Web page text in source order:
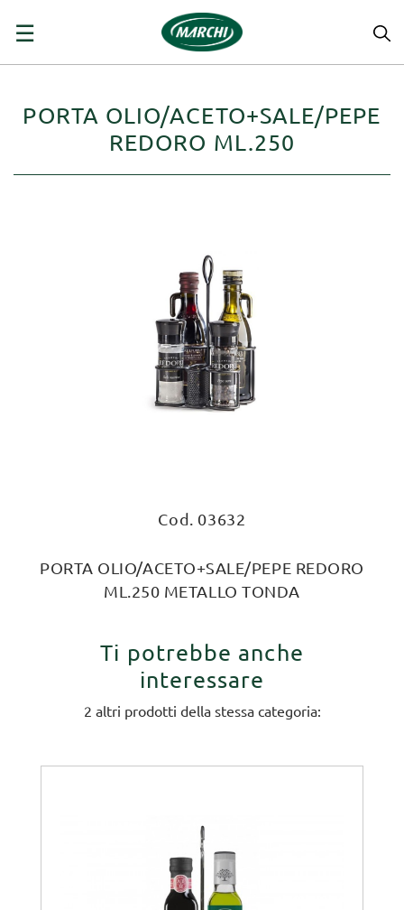
navigazione
☰
PORTA OLIO/ACETO+SALE/PEPE
REDORO ML.250
Cod. 03632
PORTA OLIO/ACETO+SALE/PEPE REDORO
ML.250 METALLO TONDA
Ti potrebbe anche
interessare
2 altri prodotti della stessa categoria: